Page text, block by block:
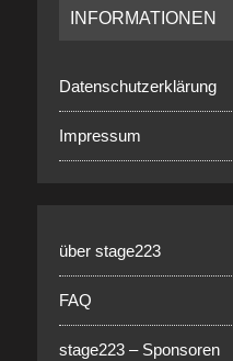
INFORMATIONEN
Datenschutzerklärung
Impressum
über stage223
FAQ
stage223 – Sponsoren